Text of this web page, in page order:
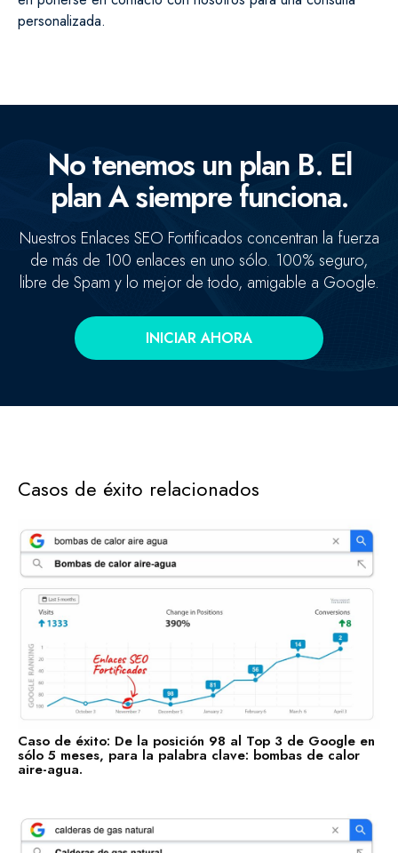
Concentramos la fuerza de +100 enlaces de alta autoridad
en un sólo enlace clave.
Enlaces fortificados
Descubre las categorías en las que ya estamos impulsando
SEO Fortificados!
Tecnologías de la Información
Software
Servicios Financieros
Marketing y Publicidad
Cuidado de la Salud y Hospitales
Educación
Recursos Humanos
Bienes Raíces
personalizada.
No tenemos un plan B. El
plan A siempre funciona.
Nuestros Enlaces SEO Fortificados concentran la fuerza
de más de 100 enlaces en uno sólo. 100% seguro,
libre de Spam y lo mejor de todo, amigable a Google.
INICIAR AHORA
Casos de éxito relacionados
Caso de éxito: De la posición 98 al Top 3 de Google en
sólo 5 meses, para la palabra clave: bombas de calor
aire-agua.